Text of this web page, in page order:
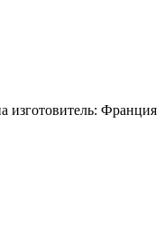
изготовитель: Франция